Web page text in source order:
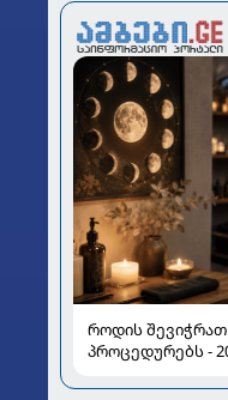
როდის
პროცედურებს -